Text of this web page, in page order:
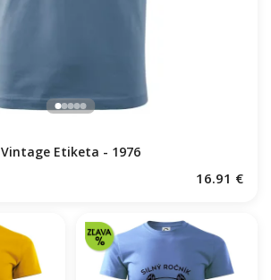
Vintage Etiketa - 1976
16.91 €